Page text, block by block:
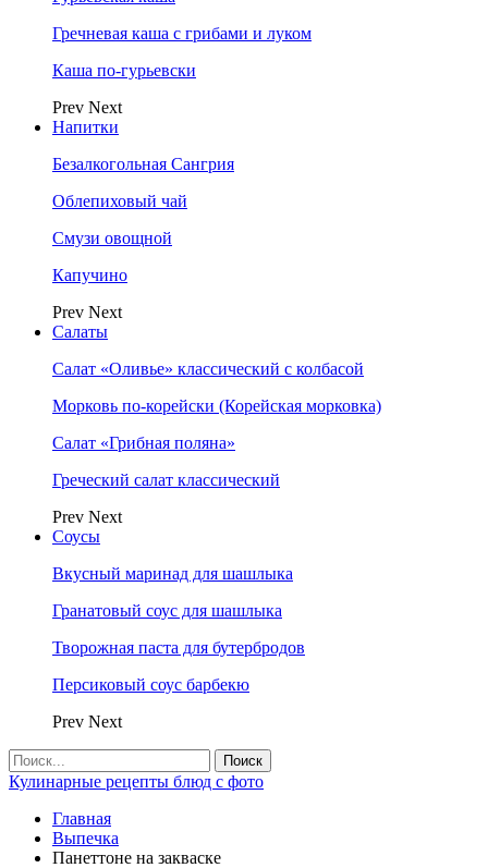
Гречневая каша с грибами и луком
Каша по-гурьевски
Prev Next
Напитки
Безалкогольная Сангрия
Облепиховый чай
Смузи овощной
Капучино
Prev Next
Салаты
Салат «Оливье» классический с колбасой
Морковь по-корейски (Корейская морковка)
Салат «Грибная поляна»
Греческий салат классический
Prev Next
Соусы
Вкусный маринад для шашлыка
Гранатовый соус для шашлыка
Творожная паста для бутербродов
Персиковый соус барбекю
Prev Next
Кулинарные рецепты блюд с фото
Главная
Выпечка
Панеттоне на закваске